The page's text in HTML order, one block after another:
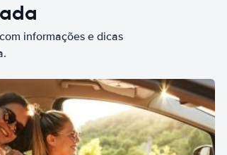
informações e dicas